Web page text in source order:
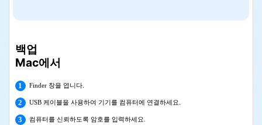
백업
Mac에서
1 Finder 창을 엽니다.
2 USB 케이블을 사용하여 기기를 컴퓨터에 연결하세요.
3 컴퓨터를 신뢰하도록 암호를 입력하세요.